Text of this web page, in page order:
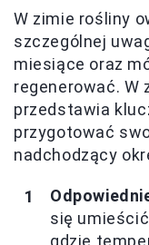
W zimie rośliny
szczególnej
miesiące oraz
regenerować. W
przedstawia
przygotować
nadchodzący
się
gdzie